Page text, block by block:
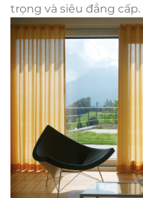
trọng và siêu đẳng cấp.